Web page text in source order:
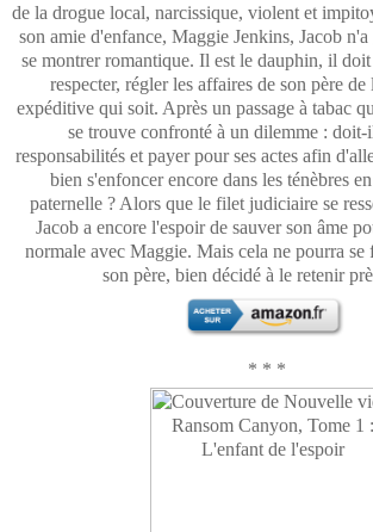
de la drogue local, narcissique, violent et
son amie d'enfance, Maggie Jenkins, Jacob
se montrer romantique. Il est le dauphin, il
respecter, régler les affaires de son père
expéditive qui soit. Après un passage à tabac
se trouve confronté à un dilemme : doit-
responsabilités et payer pour ses actes afin
bien s'enfoncer encore dans les ténèbres
paternelle ? Alors que le filet judiciaire se
Jacob a encore l'espoir de sauver son âme
normale avec Maggie. Mais cela ne pourra se
son père, bien décidé à le retenir
* * *